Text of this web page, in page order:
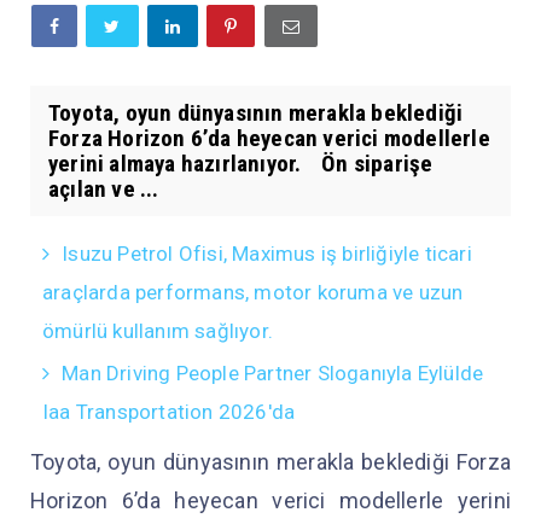
Toyota, oyun dünyasının merakla beklediği
Forza Horizon 6’da heyecan verici modellerle
yerini almaya hazırlanıyor. Ön siparişe
açılan ve ...
Isuzu Petrol Ofisi, Maximus iş birliğiyle ticari
araçlarda performans, motor koruma ve uzun
ömürlü kullanım sağlıyor.
Man Driving People Partner Sloganıyla Eylülde
Iaa Transportation 2026'da
Toyota, oyun dünyasının merakla beklediği Forza
Horizon 6’da heyecan verici modellerle yerini